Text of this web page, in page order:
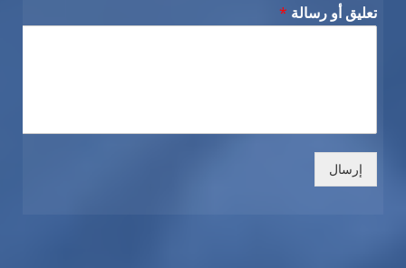
تعليق أو رسالة *
إرسال